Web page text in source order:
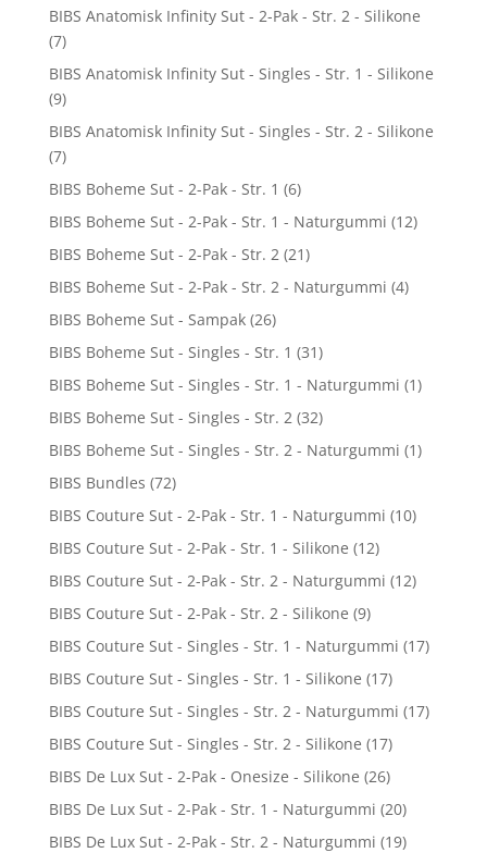
BIBS Anatomisk Infinity Sut - 2-Pak - Str. 2 - Silikone
(7)
BIBS Anatomisk Infinity Sut - Singles - Str. 1 - Silikone
(9)
BIBS Anatomisk Infinity Sut - Singles - Str. 2 - Silikone
(7)
BIBS Boheme Sut - 2-Pak - Str. 1 (6)
BIBS Boheme Sut - 2-Pak - Str. 1 - Naturgummi (12)
BIBS Boheme Sut - 2-Pak - Str. 2 (21)
BIBS Boheme Sut - 2-Pak - Str. 2 - Naturgummi (4)
BIBS Boheme Sut - Sampak (26)
BIBS Boheme Sut - Singles - Str. 1 (31)
BIBS Boheme Sut - Singles - Str. 1 - Naturgummi (1)
BIBS Boheme Sut - Singles - Str. 2 (32)
BIBS Boheme Sut - Singles - Str. 2 - Naturgummi (1)
BIBS Bundles (72)
BIBS Couture Sut - 2-Pak - Str. 1 - Naturgummi (10)
BIBS Couture Sut - 2-Pak - Str. 1 - Silikone (12)
BIBS Couture Sut - 2-Pak - Str. 2 - Naturgummi (12)
BIBS Couture Sut - 2-Pak - Str. 2 - Silikone (9)
BIBS Couture Sut - Singles - Str. 1 - Naturgummi (17)
BIBS Couture Sut - Singles - Str. 1 - Silikone (17)
BIBS Couture Sut - Singles - Str. 2 - Naturgummi (17)
BIBS Couture Sut - Singles - Str. 2 - Silikone (17)
BIBS De Lux Sut - 2-Pak - Onesize - Silikone (26)
BIBS De Lux Sut - 2-Pak - Str. 1 - Naturgummi (20)
BIBS De Lux Sut - 2-Pak - Str. 2 - Naturgummi (19)